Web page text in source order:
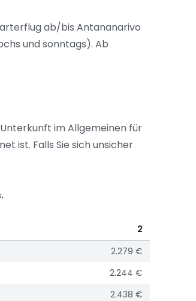
ab/bis Antananarivo
und sonntags). Ab
im Allgemeinen für
ist. Falls Sie sich unsicher
2
2.279 €
2.244 €
2.438 €